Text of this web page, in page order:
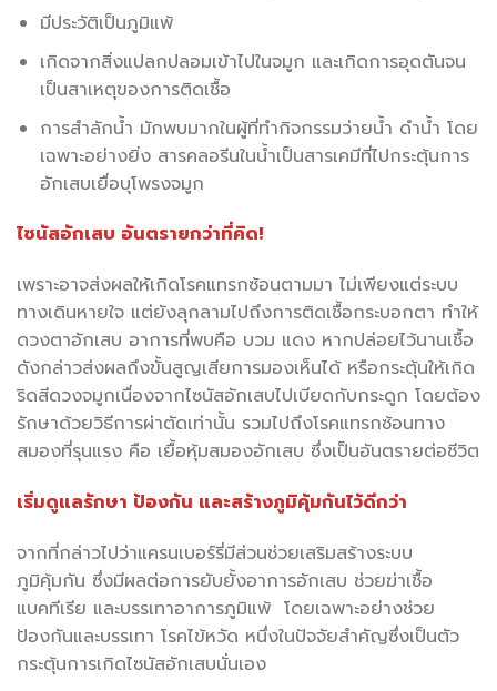
มีประวัติเป็นภูมิแพ้
เกิดจากสิ่งแปลกปลอมเข้าไปในจมูก และเกิดการอุดตันจน
เป็นสาเหตุของการติดเชื้อ
การสำลักน้ำ มักพบมากในผู้ที่ทำกิจกรรมว่ายน้ำ ดำน้ำ โดย
เฉพาะอย่างยิ่ง สารคลอรีนในน้ำเป็นสารเคมีที่ไปกระตุ้นการ
อักเสบเยื่อบุโพรงจมูก
ไซนัสอักเสบ อันตรายกว่าที่คิด!
เพราะอาจส่งผลให้เกิดโรคแทรกซ้อนตามมา ไม่เพียงแต่ระบบ
ทางเดินหายใจ แต่ยังลุกลามไปถึงการติดเชื้อกระบอกตา ทำให้
ดวงตาอักเสบ อาการที่พบคือ บวม แดง หากปล่อยไว้นานเชื้อ
ดังกล่าวส่งผลถึงขั้นสูญเสียการมองเห็นได้ หรือกระตุ้นให้เกิด
ริดสีดวงจมูกเนื่องจากไซนัสอักเสบไปเบียดกับกระดูก โดยต้อง
รักษาด้วยวิธีการผ่าตัดเท่านั้น รวมไปถึงโรคแทรกซ้อนทาง
สมองที่รุนแรง คือ เยื้อหุ้มสมองอักเสบ ซึ่งเป็นอันตรายต่อชีวิต
เริ่มดูแลรักษา ป้องกัน และสร้างภูมิคุ้มกันไว้ดีกว่า
จากที่กล่าวไปว่าแครนเบอร์รี่มีส่วนช่วยเสริมสร้างระบบ
ภูมิคุ้มกัน ซึ่งมีผลต่อการยับยั้งอาการอักเสบ ช่วยฆ่าเชื้อ
แบคทีเรีย และบรรเทาอาการภูมิแพ้ โดยเฉพาะอย่างช่วย
ป้องกันและบรรเทา โรคไข้หวัด หนึ่งในปัจจัยสำคัญซึ่งเป็นตัว
กระตุ้นการเกิดไซนัสอักเสบนั่นเอง